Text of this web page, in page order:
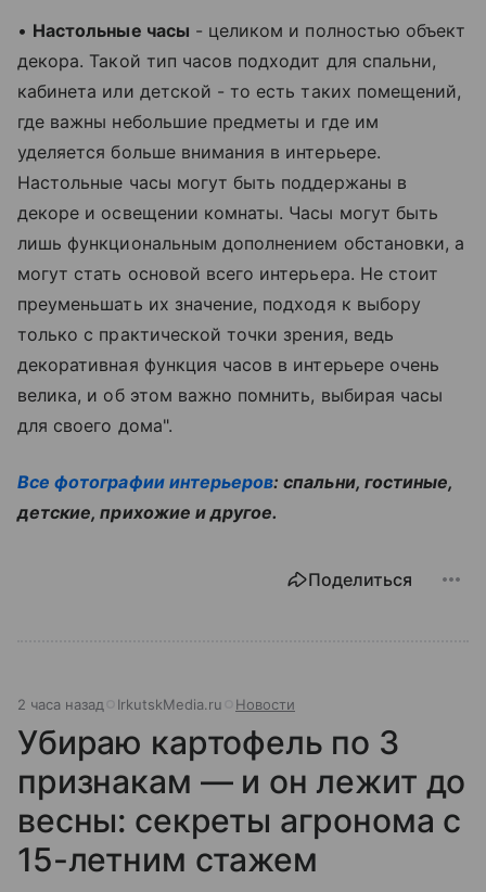
• Настольные часы - целиком и полностью объект
декора. Такой тип часов подходит для спальни,
кабинета или детской - то есть таких помещений,
где важны небольшие предметы и где им
уделяется больше внимания в интерьере.
Настольные часы могут быть поддержаны в
декоре и освещении комнаты. Часы могут быть
лишь функциональным дополнением обстановки, а
могут стать основой всего интерьера. Не стоит
преуменьшать их значение, подходя к выбору
только с практической точки зрения, ведь
декоративная функция часов в интерьере очень
велика, и об этом важно помнить, выбирая часы
для своего дома".
Все фотографии интерьеров: спальни, гостиные,
детские, прихожие и другое.
Поделиться
2 часа назад IrkutskMedia.ru Новости
Убираю картофель по 3
признакам — и он лежит до
весны: секреты агронома с
15-летним стажем